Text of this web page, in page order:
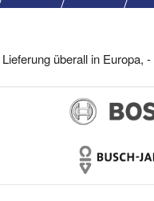
Lieferung überall in Europa, -